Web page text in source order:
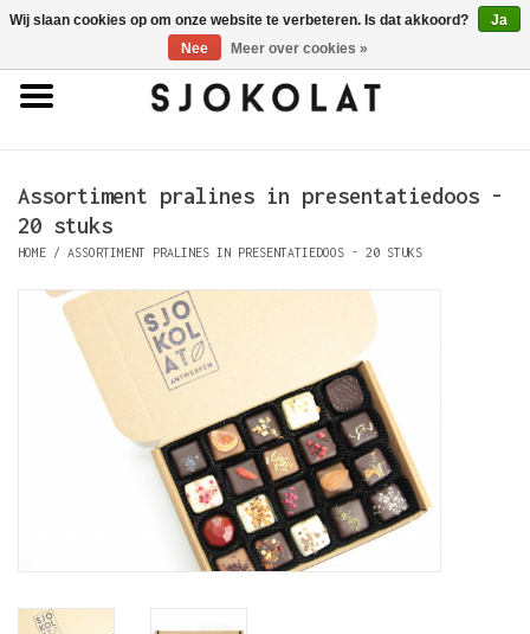
0 Artikelen - €0,00
Pralines
Truffels
Tabletten
Assortiment pralines in presentatiedoos -
20 stuks
HOME / ASSORTIMENT PRALINES IN PRESENTATIEDOOS - 20 STUKS
Wij slaan cookies op om onze website te verbeteren. Is dat akkoord?
Ja
Nee
Meer over cookies »